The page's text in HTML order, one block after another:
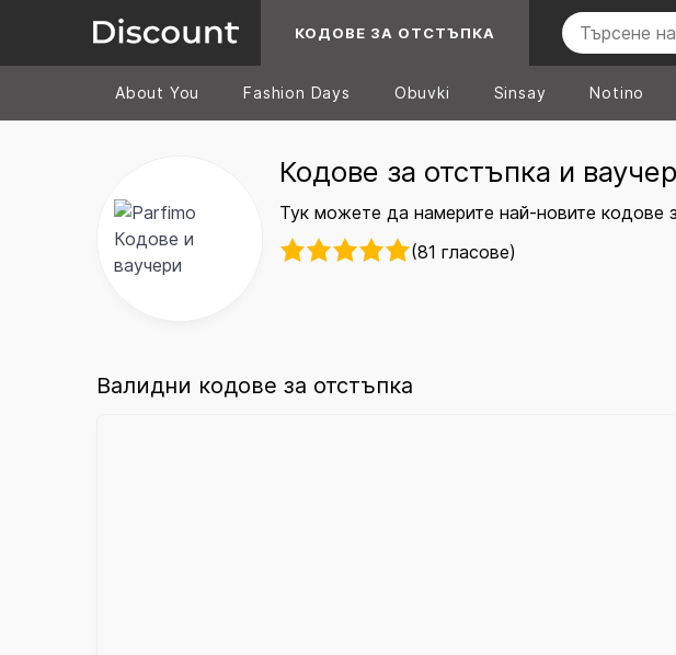
КОДОВЕ ЗА ОТСТЪПКА
About You Fashion Days Obuvki Sinsay Notino
Кодове за отстъпка и
Тук можете да намерите най-новите кодове
(81 гласове)
Валидни кодове за отстъпка